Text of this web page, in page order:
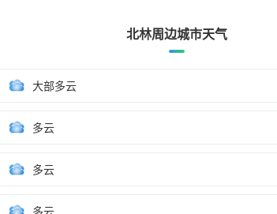
北林周边城市天气
大部多云
多云
多云